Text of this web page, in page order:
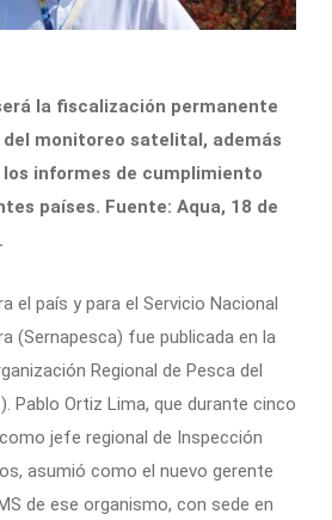
la fiscalización permanente
monitoreo satelital, además
informes de cumplimiento
países. Fuente: Aqua, 18 de
el país y para el Servicio Nacional
(Sernapesca) fue publicada en la
Regional de Pesca del
Pablo Ortiz Lima, que durante cinco
jefe regional de Inspección
asumió como el nuevo gerente
de ese organismo, con sede en